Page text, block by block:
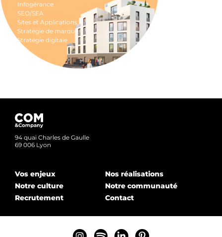
Infogérance
SEO/SEA
Sites et Applications
Stratégie de marque
Stratégie digitale
94 quai Charles de Gaulle
69 006 Lyon
Vos enjeux
Notre culture
Recrutement
Nos réalisations
Notre communauté
Contact